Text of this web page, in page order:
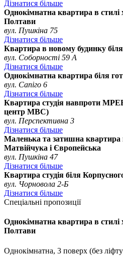
Дізнатися більше
Однокімнатна квартира в стилі
Полтави
вул. Пушкіна 75
Дізнатися більше
Квартира в новому будинку
вул. Соборності 59 А
Дізнатися більше
Однокімнатна квартира біля
вул. Сапіго 6
Дізнатися більше
Квартира студія навпроти
центр МВС)
вул. Перспективна 3
Дізнатися більше
Маленька та затишна квартира
Матвійчука і Європейська
вул. Пушкіна 47
Дізнатися більше
Квартира студія біля
вул. Чорновола 2-Б
Дізнатися більше
Спеціальні пропозиції
Однокімнатна квартира в стилі
Полтави
Однокімнатна, 3 поверх (без